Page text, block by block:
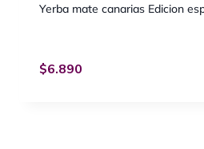
Yerba mate canarias Edicion
$6.890